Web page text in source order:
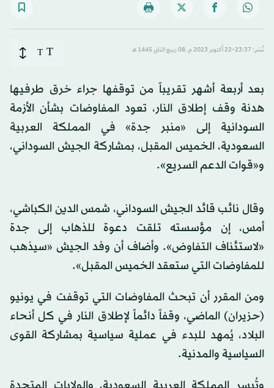
نُشر: 23:37-22 أكتوبر 2023 م ـ 08 ربيع الثاني 1445 هـ T
T
بعد أربعة أشهر تقريباً من توقفها جراء خرق طرفيها
هدنة وقف إطلاق النار، تعود المفاوضات بشأن الأزمة
السودانية إلى «منبر جدة» في المملكة العربية
السعودية، الخميس المقبل، بمشاركة الجيش السوداني،
و«قوات الدعم السريع».
وقال نائب قائد الجيش السوداني، شمس الدين الكباشي،
أمس، إن مؤسسته تلقت دعوة للذهاب إلى جدة
«لاستئناف التفاوض». وأضاف أن وفد الجيش «سيذهب
للمفاوضات التي ستعقد الخميس المقبل».
ومن المقرر أن تبحث المفاوضات التي توقفت في يونيو
(حزيران) الماضي، وقفاً دائماً لإطلاق النار في كل أنحاء
البلاد، يُمهد للبدء في عملية سياسية بمشاركة القوى
السياسية والمدنية.